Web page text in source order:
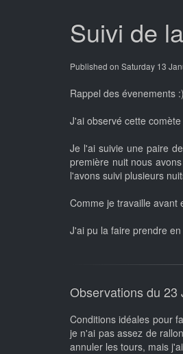
Suivi de
Published on Saturday 13
Rappel des évenements
J'ai observé cette
Je l'ai suivie une paire
première nuit nous
l'avons suivi plusieurs
Comme je travaille avant
J'ai pu la faire prendre
Observations du 23
Conditions idéales pour
je n'ai pas assez de
annuler les tours, mais